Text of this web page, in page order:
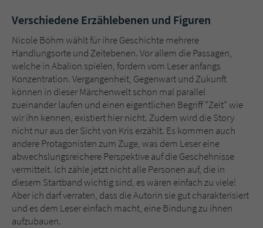
Verschiedene Erzählebenen und Figuren
Nicole Böhm wählt für ihre Geschichte mehrere
Handlungsorte und Zeitebenen. Vor allem die Passagen,
welche in Abalion spielen, fordern vom Leser anfangs
Konzentration. Vergangenheit, Gegenwart und Zukunft
können in dieser Märchenwelt schon mal parallel
zueinander laufen und einen eigentlichen Begriff "Zeit" wie
wir ihn kennen, existiert hier nicht. Zudem wird die Story
nicht nur aus der Sicht von Kris erzählt. Es kommen auch
andere Protagonisten zum Zuge, was dem Leser eine
abwechslungsreichere Perspektive auf die Geschehnisse
vermittelt. Ich zähle jetzt nicht alle Personen auf, die in
diesem Startband wichtig sind, es wären einfach zu viele!
Aber ich darf verraten, dass die Autorin sie gut charakterisiert
und es dem Leser einfach macht, eine Bindung zu ihnen
aufzubauen.